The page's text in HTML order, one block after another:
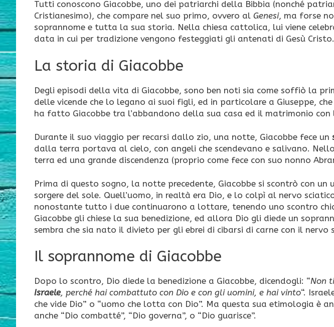
Tutti conoscono Giacobbe, uno dei patriarchi della Bibbia (nonché
Cristianesimo), che compare nel suo primo, ovvero al Genesi, ma forse
soprannome e tutta la sua storia. Nella chiesa cattolica, lui viene
data in cui per tradizione vengono festeggiati gli antenati di Gesù Cristo.
La storia di Giacobbe
Degli episodi della vita di Giacobbe, sono ben noti sia come soffiò la
delle vicende che lo legano ai suoi figli, ed in particolare a Giuseppe,
ha fatto Giacobbe tra l’abbandono della sua casa ed il matrimonio con
Durante il suo viaggio per recarsi dallo zio, una notte, Giacobbe fece un
dalla terra portava al cielo, con angeli che scendevano e salivano.
terra ed una grande discendenza (proprio come fece con suo nonno
Prima di questo sogno, la notte precedente, Giacobbe si scontrò con
sorgere del sole. Quell’uomo, in realtà era Dio, e lo colpì al nervo
nonostante tutto i due continuarono a lottare, tenendo uno scontro
Giacobbe gli chiese la sua benedizione, ed allora Dio gli diede un
sembra che sia nato il divieto per gli ebrei di cibarsi di carne con il nervo
Il soprannome di Giacobbe
Dopo lo scontro, Dio diede la benedizione a Giacobbe, dicendogli: “Non
Israele, perché hai combattuto con Dio e con gli uomini, e hai vinto“.
che vide Dio” o “uomo che lotta con Dio”. Ma questa sua etimologia è
anche “Dio combatté”, “Dio governa”, o “Dio guarisce”.